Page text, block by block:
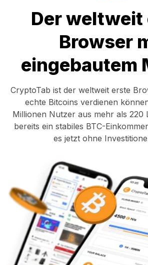
Der weltweit
Browser
eingebautem
CryptoTab ist der weltweit erste
echte Bitcoins verdienen
Millionen Nutzer aus mehr als 220
bereits ein stabiles BTC-
es jetzt ohne